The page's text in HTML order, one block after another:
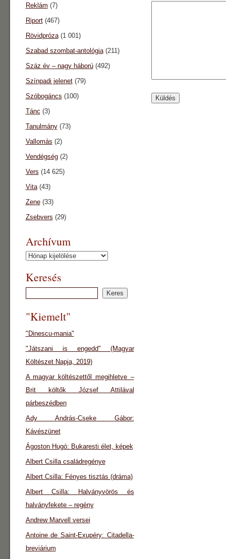
Reklám (7)
Riport(467)
Rövidpróza(1 001)
Szabad szombat-antológia(211)
Száz év – nagy háború(492)
Színpadi jelenet(79)
Szóbogáncs (100)
Tánc (3)
Tanulmány(73)
Vallomás (2)
Vendégség(2)
Vers (14 625)
Vita(43)
Zene(33)
Zsebvers (29)
Archívum
Archívum
Keresés
"Kiemelt"
"Dinescu-mania"
"Játszani is engedd" (Magyar
Költészet Napja, 2019)
A magyar költészettől megihletve –
Brit költők József Attilával
párbeszédben
Ady András-Cseke Gábor:
Kávészünet
Ágoston Hugó: Bukaresti élet, képek
Albert Csilla családregénye
Albert Csilla: Fényes tisztás (dráma)
Albert Csilla: Halványvörös és
halványfekete – regény
Andrew Marvell versei
Antoine de Saint-Exupéry: Citadella-
breviárium